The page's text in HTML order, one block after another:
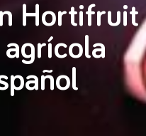
Hortifruit